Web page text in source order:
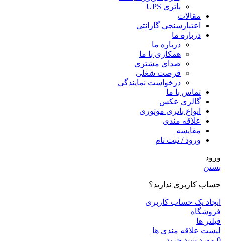
باتری UPS
مقالات
اعتبارسنجی گارانتی
درباره ما
درباره ما
همکاری با ما
صدای مشتری
فرصت شغلی
درخواست نمایندگی
تماس با ما
گالری عکس
انواع باتری موتوری
علاقه مندی
مقايسه
ورود / ثبت نام
ورود
بستن
حساب کاربری ندارید؟
ایجاد یک حساب کاربری
فروشگاه
فیلتر ها
لیست علاقه مندی ها